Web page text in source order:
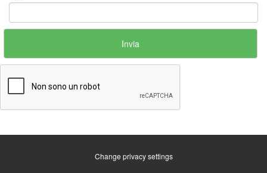
Change privacy settings